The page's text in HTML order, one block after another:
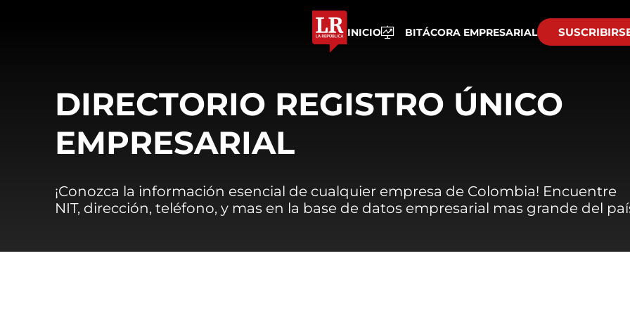
INICIO BITÁCORA EMPRESARIAL
DIRECTORIO REGISTRO ÚNICO
EMPRESARIAL
¡Conozca la información esencial de cualquier empresa de Colombia! Encuentre
NIT, dirección, teléfono, y mas en la base de datos empresarial mas grande del